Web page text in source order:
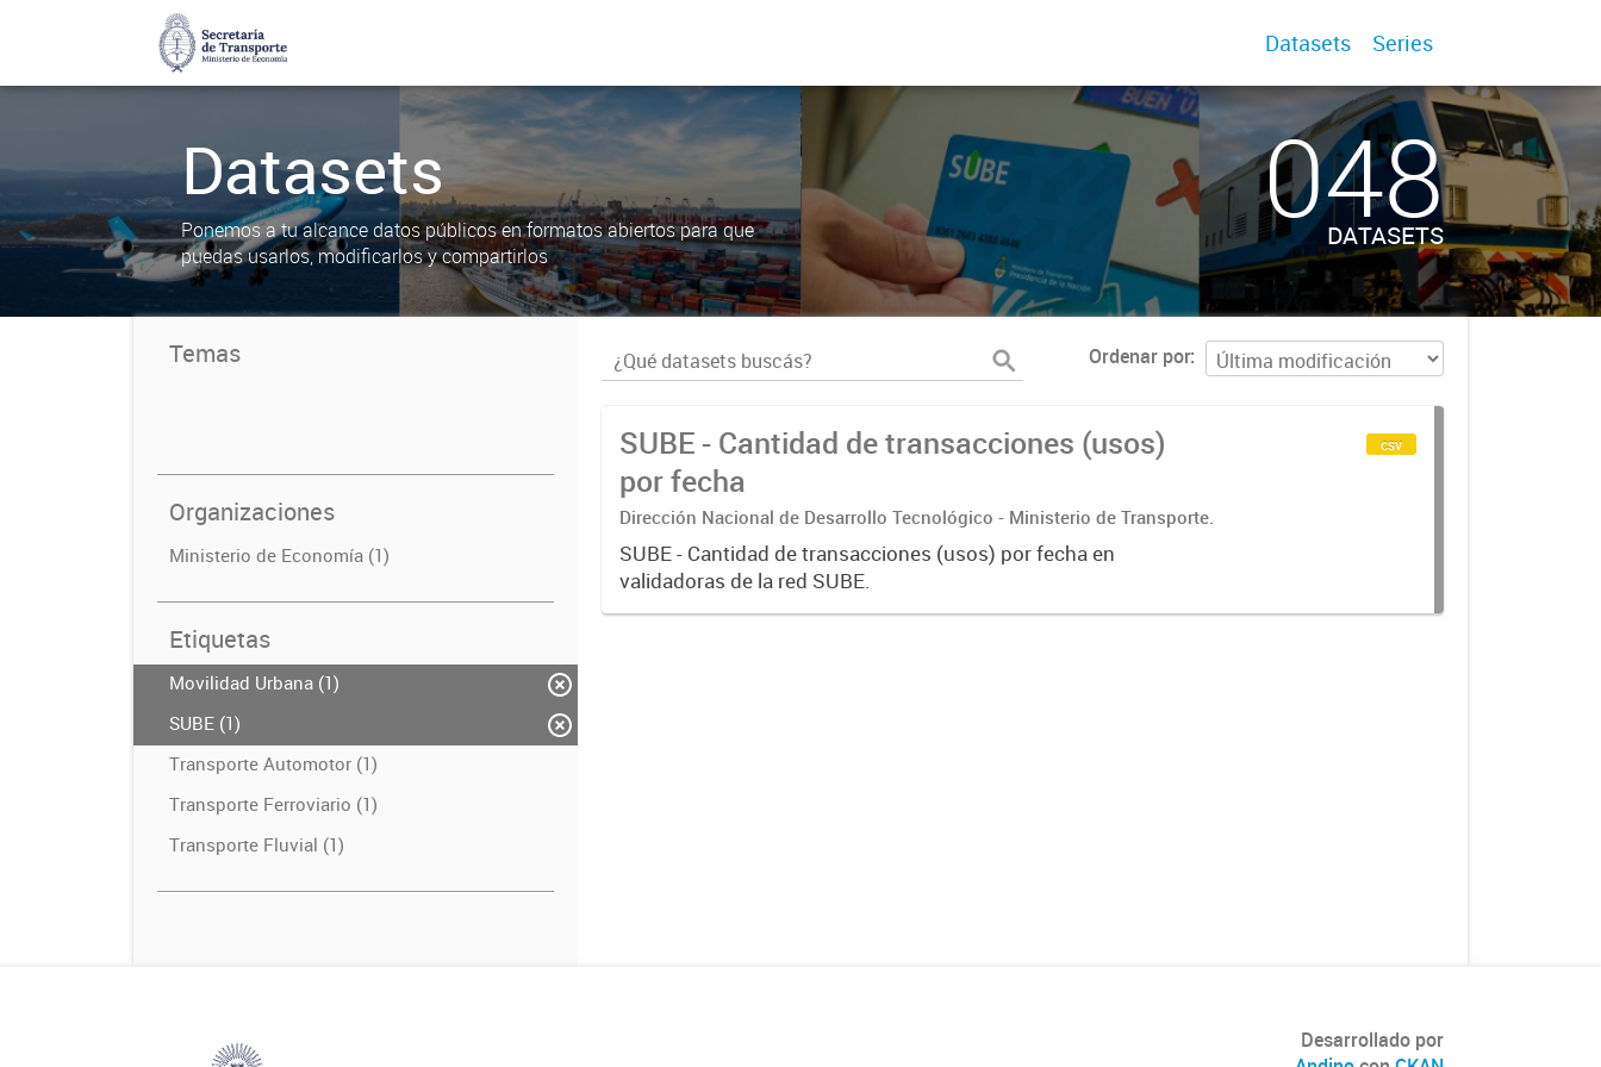
Datasets Series
Datasets
Ponemos a tu alcance datos públicos en formatos abiertos para que
puedas usarlos, modificarlos y compartirlos
048
DATASETS
Temas
Organizaciones
Ministerio de Economía (1)
Etiquetas
Movilidad Urbana (1)
SUBE (1)
Transporte Automotor (1)
Transporte Ferroviario (1)
Transporte Fluvial (1)
Ordenar por
SUBE - Cantidad de transacciones (usos)
por fecha
Dirección Nacional de Desarrollo Tecnológico - Ministerio de Transporte.
SUBE - Cantidad de transacciones (usos) por fecha en
validadoras de la red SUBE.
csv
Desarrollado por